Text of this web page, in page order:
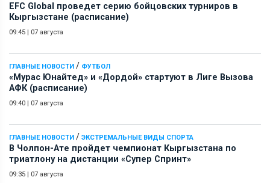
EFC Global проведет серию бойцовских турниров в
Кыргызстане (расписание)
09:45 | 07 августа
ГЛАВНЫЕ НОВОСТИ / ФУТБОЛ
«Мурас Юнайтед» и «Дордой» стартуют в Лиге Вызова
АФК (расписание)
09:40 | 07 августа
ГЛАВНЫЕ НОВОСТИ / ЭКСТРЕМАЛЬНЫЕ ВИДЫ СПОРТА
В Чолпон-Ате пройдет чемпионат Кыргызстана по
триатлону на дистанции «Супер Спринт»
09:35 | 07 августа